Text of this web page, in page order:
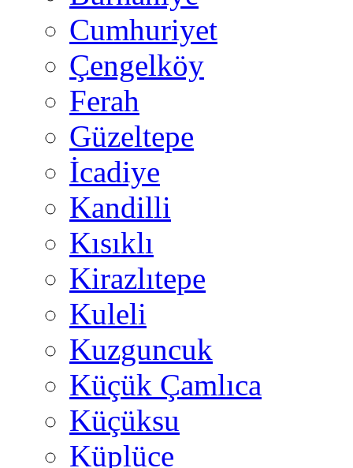
Cumhuriyet
Çengelköy
Ferah
Güzeltepe
İcadiye
Kandilli
Kısıklı
Kirazlıtepe
Kuleli
Kuzguncuk
Küçük Çamlıca
Küçüksu
Küplüce